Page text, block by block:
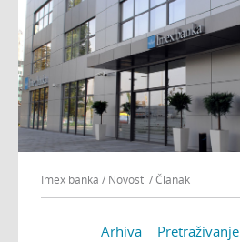
Pravne osobe
Poslovnice
O nama
Nekretnine
Imex banka / Novosti /Članak
Arhiva Pretraživanje